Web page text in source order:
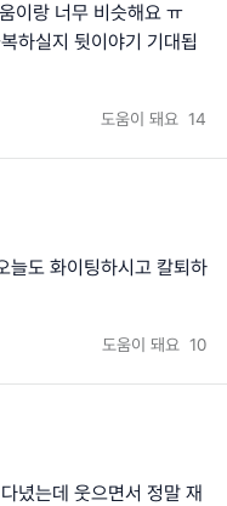
이랑 너무 비슷해요 ㅠ
하실지 뒷이야기 기대됩
도움이 돼요 14
늘도 화이팅하시고 칼퇴하
도움이 돼요 10
녔는데 웃으면서 정말 재